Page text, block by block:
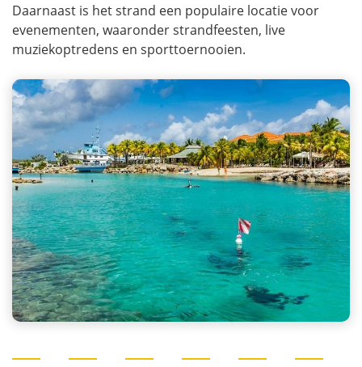
Daarnaast is het strand een populaire locatie voor
evenementen, waaronder strandfeesten, live
muziekoptredens en sporttoernooien.